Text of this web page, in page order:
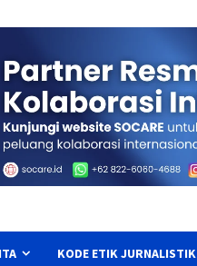
KODE ETIK JURNALISTIK